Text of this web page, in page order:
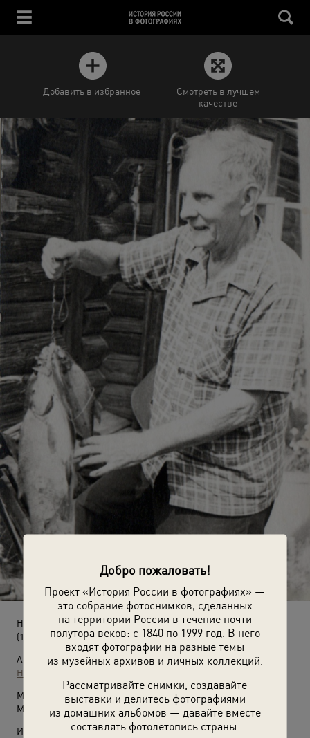
Добро пожаловать!
Проект «История России в фотографиях» —
это собрание фотоснимков, сделанных
на территории России в течение почти
полутора веков: с 1840 по 1999 год. В него
входят фотографии на разные темы
из музейных архивов и личных коллекций.
Рассматривайте снимки, создавайте
выставки и делитесь фотографиями
из домашних альбомов — давайте вместе
составлять фотолетопись страны.
Добавить в избранное
Смотреть в лучшем
качестве
Н. Г. Тихонов. «Удачливый рыболов»
(1950 - 1952)
Автор:
Неизвестный автор
Место съемки:
Московская обл., Талдомский р-н, пос. Вербилки
Источники: